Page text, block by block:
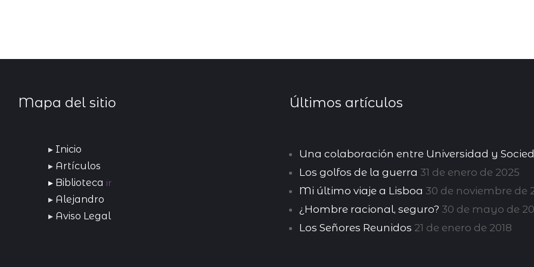
Mapa del sitio
Inicio
Artículos
Biblioteca ir
Alejandro
Aviso Legal
Últimos artículos
Una colaboración entre Universidad y
Los golfos de la guerra 31 de enero de 2025
Mi último viaje a Lisboa 30 de noviembre de
¿Hombre racional, seguro? 30 de mayo de
Los Señores Reunidos 21 de enero de 2018